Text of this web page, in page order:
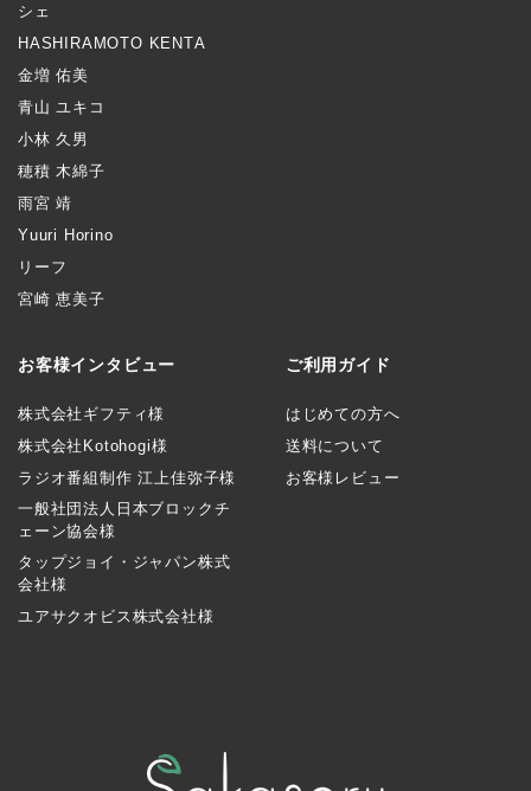
シェ
HASHIRAMOTO KENTA
金増 佑美
青山 ユキコ
小林 久男
穂積 木綿子
雨宮 靖
Yuuri Horino
リーフ
宮崎 恵美子
お客様インタビュー
株式会社ギフティ様
株式会社Kotohogi様
ラジオ番組制作 江上佳弥子様
一般社団法人日本ブロックチ
ェーン協会様
タップジョイ・ジャパン株式
会社様
ユアサクオビス株式会社様
ご利用ガイド
はじめての方へ
送料について
お客様レビュー